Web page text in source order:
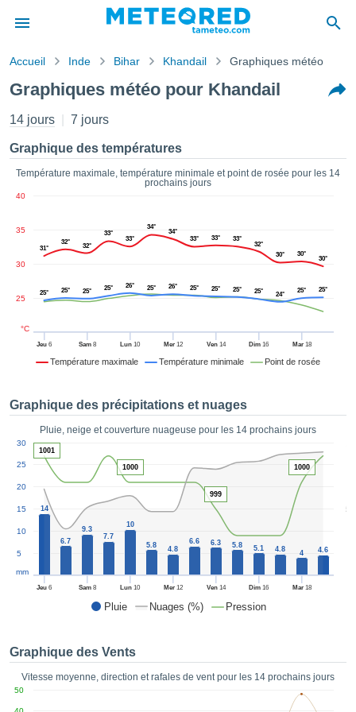
de
a
par
les
:
des
nous
de
des
de très
ACCEPTER
CONTINUER
PARAMÈTRES
Accueil Inde Bihar Khandail Graphiques météo
Graphiques météo pour Khandail
14 jours 7 jours
Graphique des températures
Température maximale, température minimale et point de rosée pour les 14
prochains jours
Température maximale Température minimale Point de rosée
Jeu 6 Sam8 Lun 10 Mer12 Ven14 Dim 16 Mar18
25
30
35
40
°C
31°
32°
32°
33°
33°
34°
34°
33°
33° 33°
32°
30°
30°
30°
25° 25° 25° 25° 26° 25° 26° 25° 25° 25° 25° 24°
25° 25°
Graphique des précipitations et nuages
Pluie, neige et couverture nuageuse pour les 14 prochains jours
Pluie Nuages (%) Pression
50
Jeu 6 Sam8 Lun 10 Mer12 Ven14 Dim 16 Mar18
5
10
15
20
25
30
mm
14
6.7
9.3
7.7
10
5.8 4.8
6.6 6.3 5.8 5.1 4.8 4 4.6
1001
1000
999
1000
Graphique des Vents
Vitesse moyenne, direction et rafales de vent pour les 14 prochains jours
50